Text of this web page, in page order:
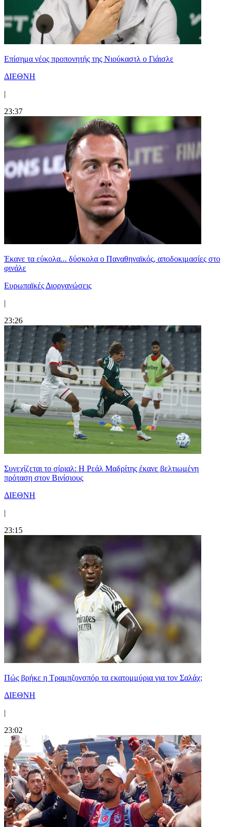
Επίσημα νέος προπονητής της Νιούκαστλ ο Γιάισλε
ΔΙΕΘΝΗ
|
23:37
Έκανε τα εύκολα... δύσκολα ο Παναθηναϊκός, αποδοκιμασίες στο
φινάλε
Ευρωπαϊκές Διοργανώσεις
|
23:26
Συνεχίζεται το σίριαλ: Η Ρεάλ Μαδρίτης έκανε βελτιωμένη
πρόταση στον Βινίσιους
ΔΙΕΘΝΗ
|
23:15
Πώς βρήκε η Τραμπζονσπόρ τα εκατομμύρια για τον Σαλάχ;
ΔΙΕΘΝΗ
|
23:02